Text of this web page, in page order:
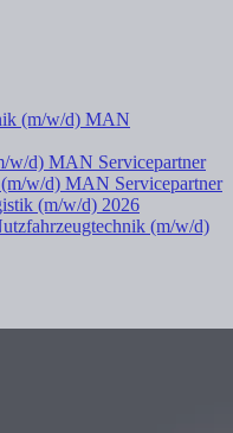
(m/w/d) MAN
w/d) MAN Servicepartner
w/d) MAN Servicepartner
(m/w/d) 2026
(m/w/d)